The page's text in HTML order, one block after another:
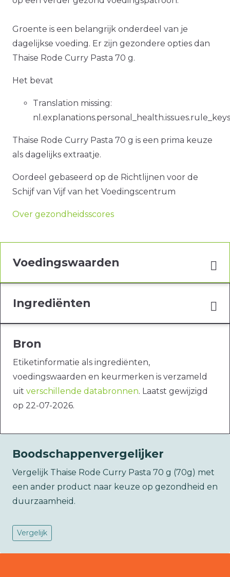
Groente is een belangrijk onderdeel van je
dagelijkse voeding. Er zijn gezondere opties dan
Thaise Rode Curry Pasta 70 g.
Het bevat
Translation missing:
Thaise Rode Curry Pasta 70 g is een prima keuze
als dagelijks extraatje.
Oordeel gebaseerd op de Richtlijnen voor de
Schijf van Vijf van het Voedingscentrum
Over gezondheidsscores
Voedingswaarden
Ingrediënten
Bron
Etiketinformatie als ingrediënten,
voedingswaarden en keurmerken is verzameld
uit verschillende databronnen. Laatst gewijzigd
op 22-07-2026.
Boodschappenvergelijker
Vergelijk Thaise Rode Curry Pasta 70 g (70g) met
een ander product naar keuze op gezondheid en
duurzaamheid.
Vergelijk